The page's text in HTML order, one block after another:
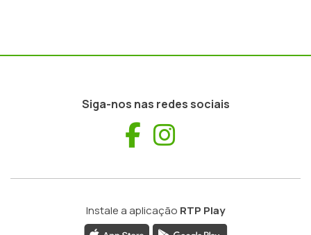
Siga-nos nas redes sociais
Facebook
Instale a aplicação RTP Play